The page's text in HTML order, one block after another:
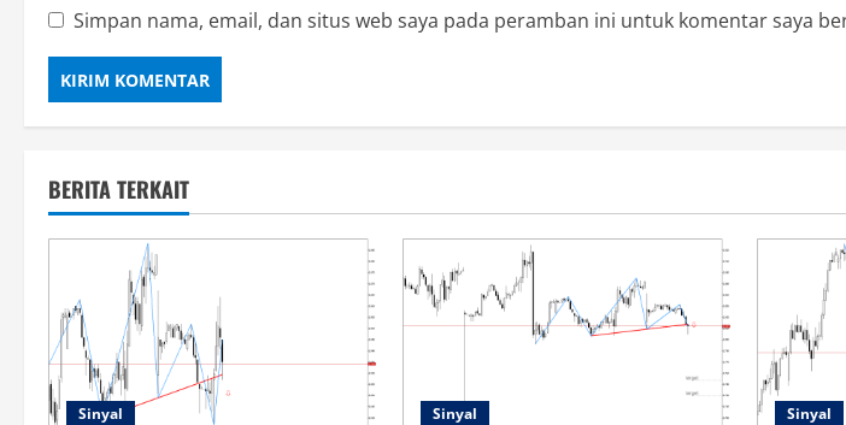
Simpan nama, email, dan situs web saya pada peramban ini untuk komentar saya
BERITA TERKAIT
Sinyal Sinyal Sinyal